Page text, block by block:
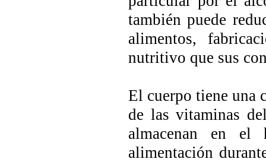
también puede
alimentos,
nutritivo que sus
El cuerpo tiene una
de las vitaminas
almacenan en el
alimentación